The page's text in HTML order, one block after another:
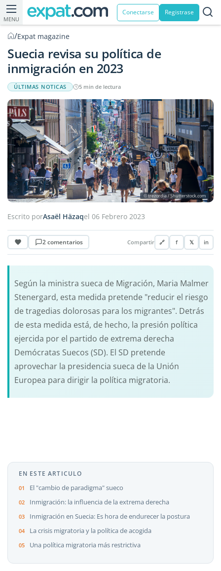
MENU
Conectarse Registrase
/Expat magazine
Suecia revisa su política de
inmigración en 2023
ÚLTIMAS NOTICAS 5 min de lectura
© trezordia / Shutterstock.com
Escrito porAsaël Häzaqel 06 Febrero 2023
2 comentarios Compartir 🔗 f 𝕏 in
Según la ministra sueca de Migración, Maria Malmer
Stenergard, esta medida pretende "reducir el riesgo
de tragedias dolorosas para los migrantes". Detrás
de esta medida está, de hecho, la presión política
ejercida por el partido de extrema derecha
Demócratas Suecos (SD). El SD pretende
aprovechar la presidencia sueca de la Unión
Europea para dirigir la política migratoria.
EN ESTE ARTICULO
El "cambio de paradigma" sueco
Inmigración: la influencia de la extrema derecha
Inmigración en Suecia: Es hora de endurecer la postura
La crisis migratoria y la política de acogida
Una política migratoria más restrictiva